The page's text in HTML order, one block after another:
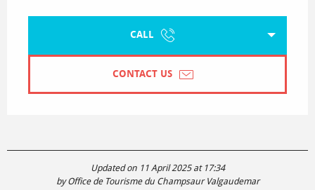
CALL
CONTACT US
Updated on 11 April 2025 at 17:34
by Office de Tourisme du Champsaur Valgaudemar